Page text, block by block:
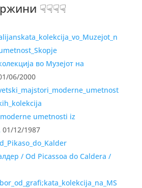
☟☟☟☟
во Музејот на
06/2000
umetnosti iz
01/12/1987
/ Od Picassoa do Caldera /